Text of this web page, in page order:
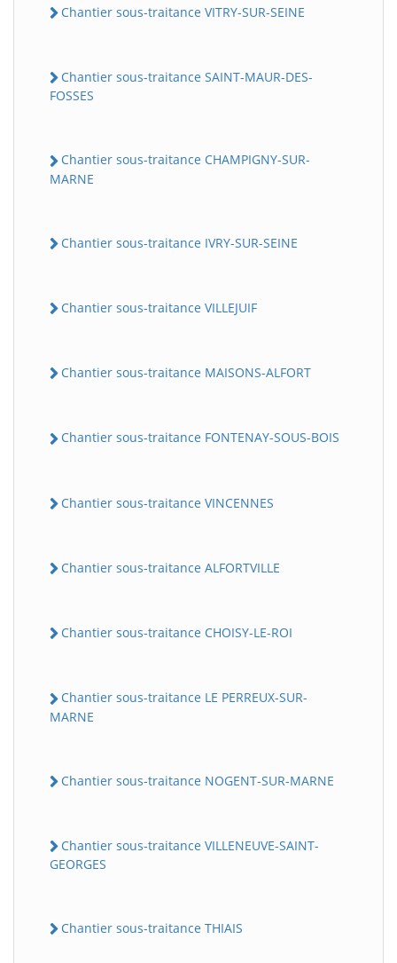
Chantier sous-traitance VITRY-SUR-SEINE
Chantier sous-traitance SAINT-MAUR-DES-
FOSSES
Chantier sous-traitance CHAMPIGNY-SUR-
MARNE
Chantier sous-traitance IVRY-SUR-SEINE
Chantier sous-traitance VILLEJUIF
Chantier sous-traitance MAISONS-ALFORT
Chantier sous-traitance FONTENAY-SOUS-BOIS
Chantier sous-traitance VINCENNES
Chantier sous-traitance ALFORTVILLE
Chantier sous-traitance CHOISY-LE-ROI
Chantier sous-traitance LE PERREUX-SUR-
MARNE
Chantier sous-traitance NOGENT-SUR-MARNE
Chantier sous-traitance VILLENEUVE-SAINT-
GEORGES
Chantier sous-traitance THIAIS